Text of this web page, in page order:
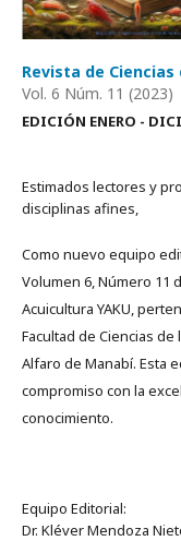
Revista de Ciencias
Vol. 6 Núm. 11 (2023)
EDICIÓN ENERO -
Estimados lectores y
disciplinas afines,
Como nuevo equipo
Volumen 6, Número 11
Acuicultura YAKU,
Facultad de Ciencias
Alfaro de Manabí. Esta
compromiso con la
conocimiento.
Equipo Editorial:
Dr. Kléver Mendoza